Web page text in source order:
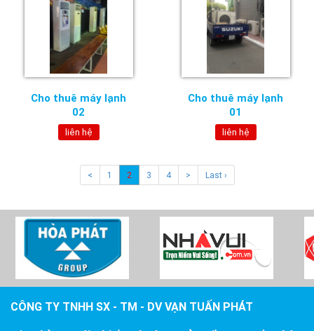
Cho thuê máy lạnh
02
liên hệ
Cho thuê máy lạnh
01
liên hệ
< 1 2 3 4 > Last ›
CÔNG TY TNHH SX - TM - DV VẠN TUẤN PHÁT